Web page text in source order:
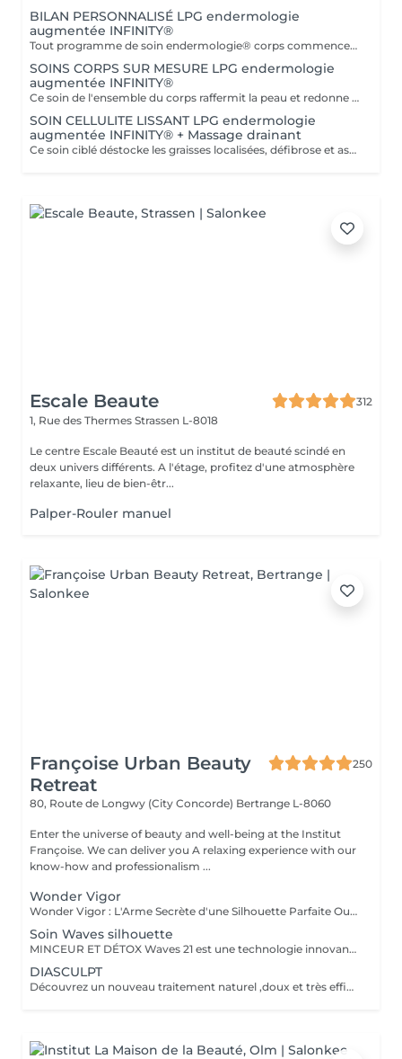
BILAN PERSONNALISÉ LPG endermologie
augmentée INFINITY®
Tout programme de soin endermologie® corps commence par un bilan ultra-précis, avec l'application professionnelle ENDERMOLINK. Il se déroule en trois étapes clés : 1. Décryptage de votre mode de vie. 2. Analyse de votre peau. 3. Création de votre programme sur-mesure.
SOINS CORPS SUR MESURE LPG endermologie
augmentée INFINITY®
Ce soin de l'ensemble du corps raffermit la peau et redonne du galbe aux courbes pour retrouver une silhouette resculptée et plus ferme tout en procurant un grand moment de bien-être. DESTOCKE les graisses Grâce à la nouvelle tête de traitement brevetée Alliance, endermologie® permet de cibler et d'affiner les zones rebelles à lexercice et à l'hygiène alimentaire (bras, dos, ventre, taille, cuisses..) tout en s'adaptant précisément aux besoins de chaque peau. LISSE la cellulite La cellulite, qui touche 90 % des femmes même les plus minces et les plus sportives, résulte à la fois dun stockage de graisses dans les adipocytes (cellules graisseuses) et dune rétention d'eau tout autour. RAFFERMIT la peau Variations de poids, grossesses, temps qui passe la peau perd progressivement de sa tonicité et de sa souplesse. Même si ce relâchement cutané concerne tout le corps, certaines zones y sont plus sensibles : intérieur des cuisses, ventre, bras, etc
SOIN CELLULITE LISSANT LPG endermologie
augmentée INFINITY® + Massage drainant
Ce soin ciblé déstocke les graisses localisées, défibrose et assouplit les tissus pour traiter efficacement la cellulite adipeuse et fibreuse tout en procurant un grand moment de bien-être. 40 minutes LPG + 10 minutes de massage drainant/amincissant sur l'avant des jambes.
Escale Beaute
312
1, Rue des Thermes Strassen L-8018
Le centre Escale Beauté est un institut de beauté scindé en
deux univers différents. A l'étage, profitez d'une atmosphère
relaxante, lieu de bien-êtr...
Palper-Rouler manuel
Françoise Urban Beauty
Retreat
250
80, Route de Longwy (City Concorde) Bertrange L-8060
Enter the universe of beauty and well-being at the Institut
Françoise. We can deliver you A relaxing experience with our
know-how and professionalism ...
Wonder Vigor
Wonder Vigor : L'Arme Secrète d'une Silhouette Parfaite Oubliez les méthodes ordinaires. Wonder Vigor est la première et unique technologie au monde à fusionner thermogenèse intelligente et contraction musculaire hélicoïdale pour détruire la graisse et sculpter le corps avec une précision chirurgicale sans bistouri, sans douleur, sans compromis. Propulsé par Thermodexia, un brevet exclusif, ce système agit en profondeur pour des résultats visibles, mesurables, et inégalés. Une expérience ultra-confortable, des effets immédiats et durables parce que votre corps mérite l'excellence absolue. Exclusivement chez nous. Parce que le génie ne se partage pas. Prêt à transformer votre corps ? Venez vivre l'expérience Wonder Vigor.
Soin Waves silhouette
MINCEUR ET DÉTOX Waves 21 est une technologie innovante aux effets rééquilibrant , minceurs et détox permettant une action ciblée sur les différentes zones que l'on souhaite amincir. Grâce a l'association de électrostimulation des métamères en lien direct avec les organes , et d'un traitement par le froid intense , ce soin , relance le système lymphatique et veineux Les tissus sont détoxifiés en profondeur , la silhouette ré harmonisée , et les imperfections telle la cellulite , et la graisse abdominale sont visiblement réduites , dès la première séance .
DIASCULPT
Découvrez un nouveau traitement naturel ,doux et très efficace pour éliminer les surcharges graisseuses localisées : abdomen, hanches ,genoux , bras , fesses ,les résultats sont visibles immédiatement .Cette technique permet également de soigner la cellulite, et raffermir les zones relâchées en renforçant la fabrication d'un bon collagène.